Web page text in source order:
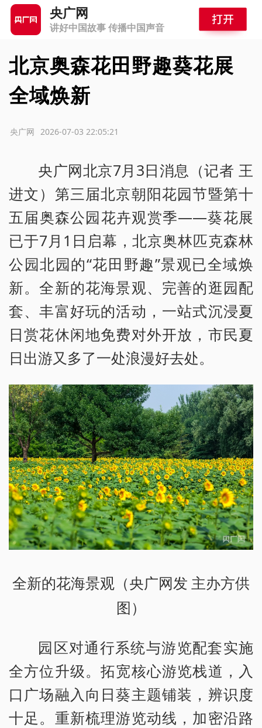
央广网
讲好中国故事 传播中国声音
北京奥森花田野趣葵花展
全域焕新
2026-07-03 22:05:21
央广网
央广网北京7月3日消息（记者 王
进文）第三届北京朝阳花园节暨第十
五届奥森公园花卉观赏季——葵花展
已于7月1日启幕，北京奥林匹克森林
公园北园的“花田野趣”景观已全域焕
新。全新的花海景观、完善的逛园配
套、丰富好玩的活动，一站式沉浸夏
日赏花休闲地免费对外开放，市民夏
日出游又多了一处浪漫好去处。
全新的花海景观（央广网发 主办方供
图）
园区对通行系统与游览配套实施
全方位升级。拓宽核心游览栈道，入
口广场融入向日葵主题铺装，辨识度
十足。重新梳理游览动线，加密沿路